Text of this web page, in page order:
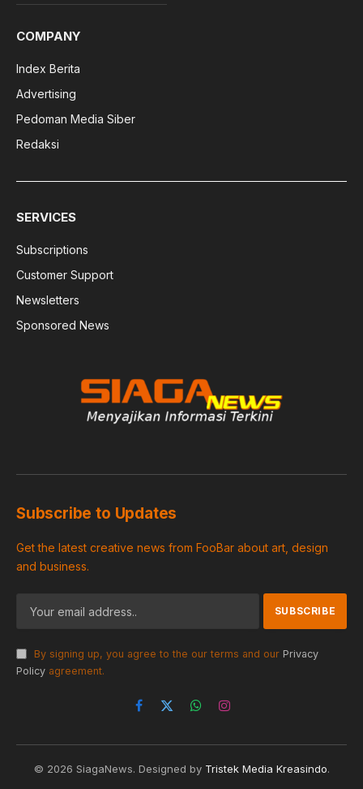
COMPANY
Index Berita
Advertising
Pedoman Media Siber
Redaksi
SERVICES
Subscriptions
Customer Support
Newsletters
Sponsored News
Subscribe to Updates
Get the latest creative news from FooBar about art, design
and business.
By signing up, you agree to the our terms and our Privacy
Policy agreement.
Facebook
X
WhatsAppInstagram
© 2026 SiagaNews. Designed by Tristek Media Kreasindo.